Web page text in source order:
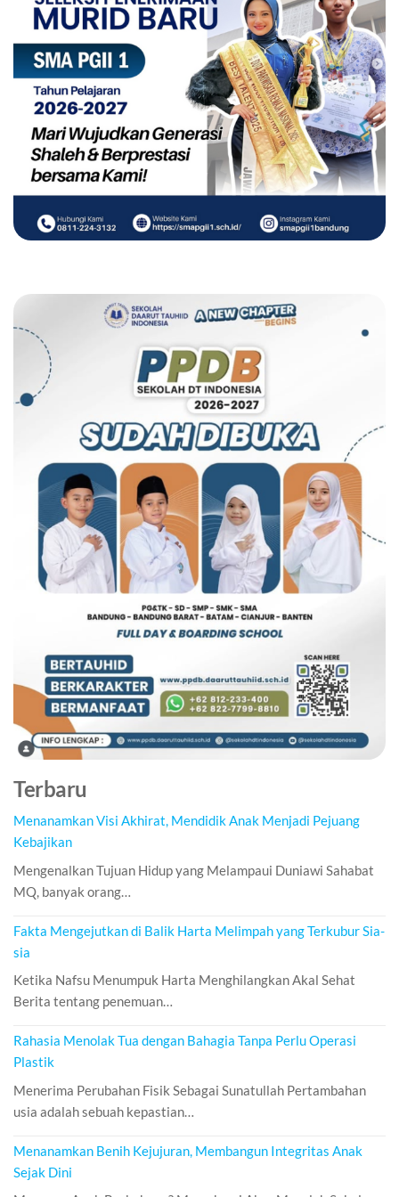
Terbaru
Menanamkan Visi Akhirat, Mendidik Anak Menjadi Pejuang
Kebajikan
Mengenalkan Tujuan Hidup yang Melampaui Duniawi Sahabat
MQ, banyak orang…
Fakta Mengejutkan di Balik Harta Melimpah yang Terkubur Sia-
sia
Ketika Nafsu Menumpuk Harta Menghilangkan Akal Sehat
Berita tentang penemuan…
Rahasia Menolak Tua dengan Bahagia Tanpa Perlu Operasi
Plastik
Menerima Perubahan Fisik Sebagai Sunatullah Pertambahan
usia adalah sebuah kepastian…
Menanamkan Benih Kejujuran, Membangun Integritas Anak
Sejak Dini